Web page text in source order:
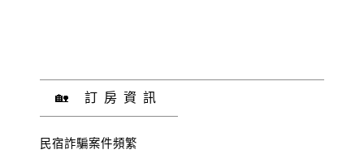
🏡 訂房資訊
民宿詐騙案件頻繁